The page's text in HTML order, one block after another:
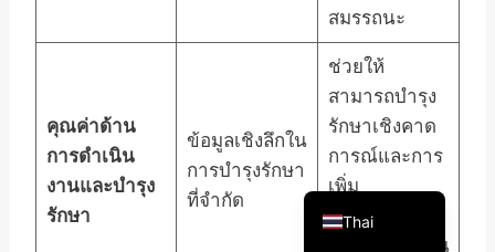
สมรรถนะ
คุณค่าด้าน
การดำเนิน
งานและบำรุง
รักษา
ข้อมูลเชิงลึกใน
การบำรุงรักษา
ที่จำกัด
ช่วยให้
สามารถบำรุง
รักษาเชิงคาด
การณ์และการ
เพิ่ม
ประสิทธิภาพ
การดำเนินงาน
Thai
English
Chinese
Vietnamese
French